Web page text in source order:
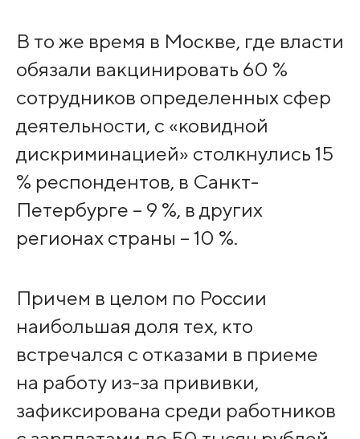
В то же время в Москве, где власти
обязали вакцинировать 60 %
сотрудников определенных сфер
деятельности, с «ковидной
дискриминацией» столкнулись 15
% респондентов, в Санкт-
Петербурге – 9 %, в других
регионах страны – 10 %.
Причем в целом по России
наибольшая доля тех, кто
встречался с отказами в приеме
на работу из-за прививки,
зафиксирована среди работников